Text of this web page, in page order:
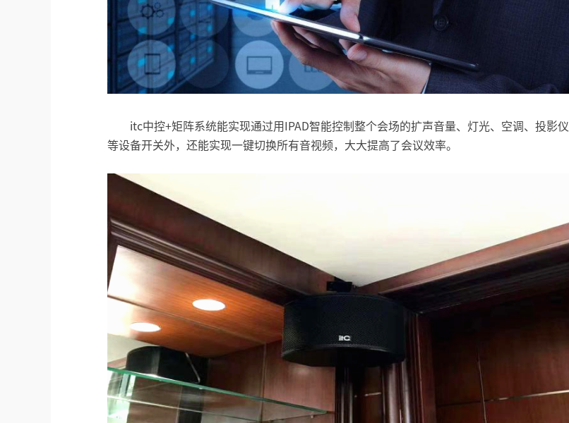
itc中控+矩阵系统能实现通过用IPAD智能控制整个会场的扩声音量、灯光、空调、投影仪
等设备开关外，还能实现一键切换所有音视频，大大提高了会议效率。